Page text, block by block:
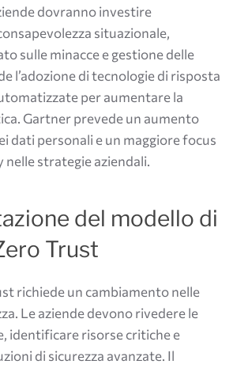
dovranno investire
situazionale,
sulle minacce e gestione delle
l’adozione di tecnologie di risposta
per aumentare la
Gartner prevede un aumento
dati personali e un maggiore focus
nelle strategie aziendali.
del modello di
Trust
richiede un cambiamento nelle
Le aziende devono rivedere le
identificare risorse critiche e
di sicurezza avanzate. Il